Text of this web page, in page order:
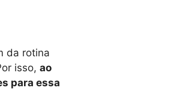
da rotina
isso, ao
para essa